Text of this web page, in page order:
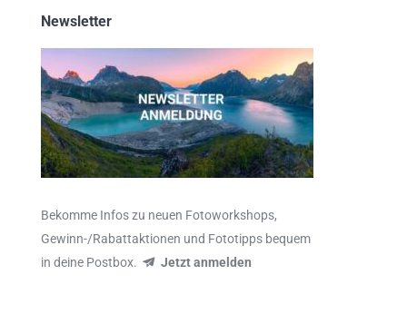
Newsletter
Bekomme Infos zu neuen Fotoworkshops,
Gewinn-/Rabattaktionen und Fototipps bequem
in deine Postbox.
Jetzt anmelden